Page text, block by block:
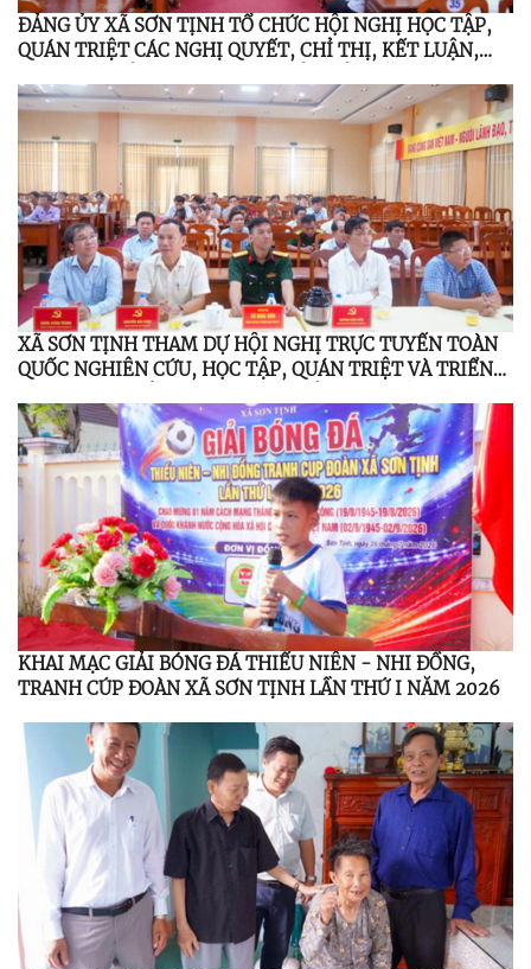
ĐẢNG ỦY XÃ SƠN TỊNH TỔ CHỨC HỘI NGHỊ HỌC TẬP,
QUÁN TRIỆT CÁC NGHỊ QUYẾT, CHỈ THỊ, KẾT LUẬN,
XÃ SƠN TỊNH THAM DỰ HỘI NGHỊ TRỰC TUYẾN TOÀN
QUỐC NGHIÊN CỨU, HỌC TẬP, QUÁN TRIỆT VÀ TRIỂN
BAN CHẤP HÀNH TRUNG ƯƠNG ĐẢNG KHÓA XIV
KHAI MẠC GIẢI BÓNG ĐÁ THIẾU NIÊN - NHI ĐỒNG,
TRANH CÚP ĐOÀN XÃ SƠN TỊNH LẦN THỨ I NĂM 2026